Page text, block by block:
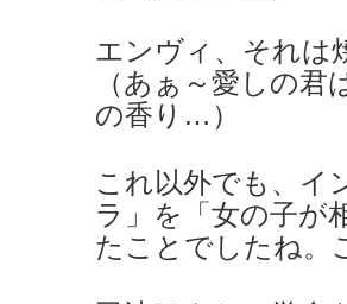
エンヴィ、それは
（あぁ～愛しの
の香り…）
これ以外でも、イ
ラ」を「女の子が
たことでしたね。